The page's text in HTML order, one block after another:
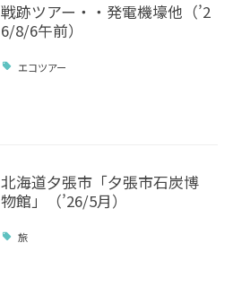
戦跡ツアー・・発電機壕他（’2
6/8/6午前）
エコツアー
北海道夕張市「夕張市石炭博
物館」（’26/5月）
旅